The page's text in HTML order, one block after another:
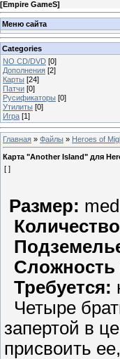
[Empire GameS]
Меню сайта
Categories
NO CD/DVD [0]
Дополнения [2]
Карты [24]
Патчи [0]
Русификаторы [0]
Утилиты [0]
Игра [1]
Главная » Файлы » Heroes of
Карта "Another Island" для
[ ]
Размер:
Сложность
Требуется:
Четыре
запертой в
присвоить